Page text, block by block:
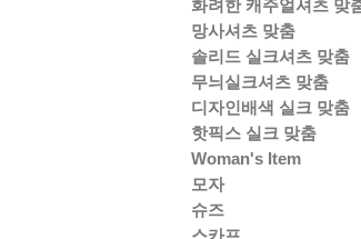
화려한 캐주얼셔츠 맞
망사셔츠 맞춤
솔리드 실크셔츠 맞춤
무늬실크셔츠 맞춤
디자인배색 실크 맞춤
핫픽스 실크 맞춤
Woman's Item
모자
슈즈
스카프